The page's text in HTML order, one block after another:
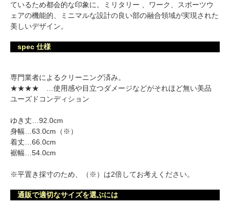
ているため都会的な印象に。ミリタリー 、ワーク、スポーツウ
ェアの機能的、ミニマルな設計の良い部の融合領域が実現された
美しいデザイン。
spec 仕様
専門業者によるクリーニング済み。
★★★★ …使用感や目立つダメージなどがそれほど無い美品
ユーズドコンディション
ゆき丈…92.0cm
身幅…63.0cm（※）
着丈…66.0cm
裾幅…54.0cm
※平置き採寸のため、（※）は2倍してお考えください。
通販で適切なサイズを選ぶには